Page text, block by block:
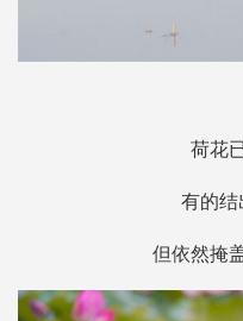
荷花
有的结
但依然掩